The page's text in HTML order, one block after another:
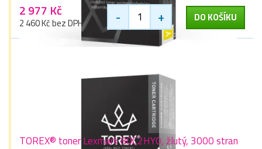
2 977 Kč
2 460 Kč bez DPH - + DO KOŠÍKU
TOREX® toner Lexmark 80C2HY0, žlutý, 3000 stran